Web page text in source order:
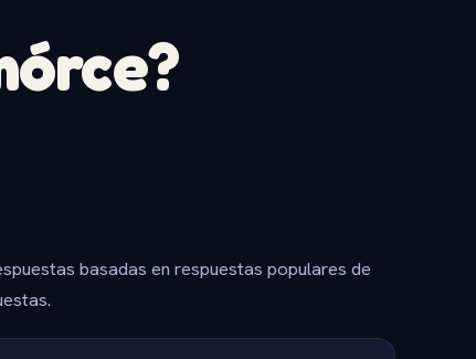
basadas en respuestas populares de